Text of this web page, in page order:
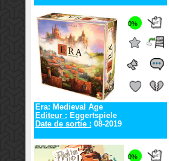
0%
Era: Medieval Age
Editeur : Eggertspiele
Date de sortie : 08-2019
0%